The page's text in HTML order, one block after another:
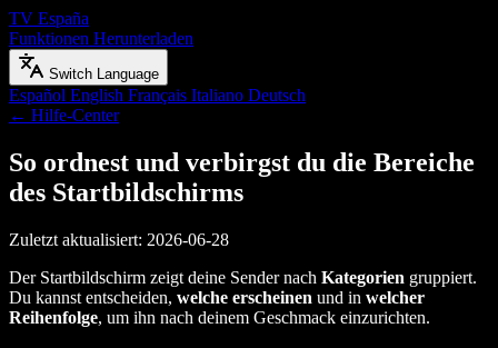
TV España
Funktionen Herunterladen
Switch Language
Español English Français Italiano Deutsch
← Hilfe-Center
So ordnest und verbirgst du die Bereiche
des Startbildschirms
Zuletzt aktualisiert: 2026-06-28
Der Startbildschirm zeigt deine Sender nach Kategorien gruppiert.
Du kannst entscheiden, welche erscheinen und in welcher
Reihenfolge, um ihn nach deinem Geschmack einzurichten.